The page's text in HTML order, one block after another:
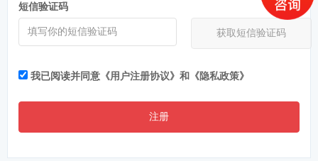
短信验证码
获取短信验证码
我已阅读并同意 《用户注册协议》 和 《隐私政策》
注册